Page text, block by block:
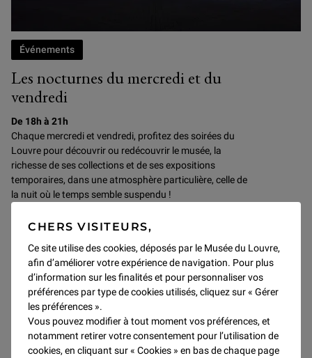
CHERS VISITEURS,
Ce site utilise des cookies, déposés par le Musée du Louvre,
afin d’améliorer votre expérience de navigation. Pour plus
d’information sur les finalités et pour personnaliser vos
préférences par type de cookies utilisés, cliquez sur « Gérer
les préférences ».
Vous pouvez modifier à tout moment vos préférences, et
notamment retirer votre consentement pour l’utilisation de
cookies, en cliquant sur « Cookies » en bas de chaque page
Les nocturnes du mercredi et du
vendredi
Événements
De 18h à 21h
Chaque mercredi et vendredi, profitez des soirées du
Louvre pourdécouvrir ou redécouvrir le musée, la
richesse de ses collections et de ses expositions
temporaires, dans une atmosphère particulière, celle de
la nuit où le temps semble suspendu !
SAMEDI ET DIMANCHE